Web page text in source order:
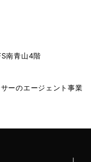
南青山4階
ーのエージェント事業